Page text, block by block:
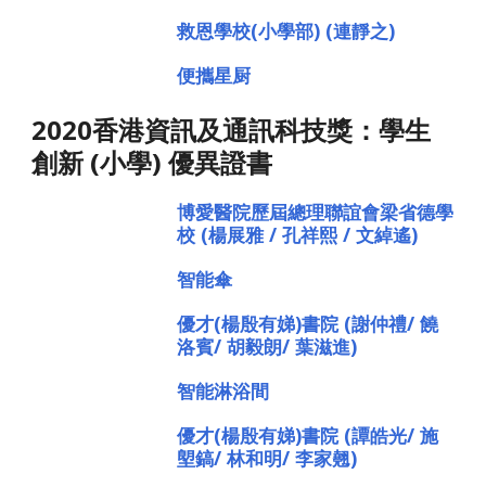
救恩學校(小學部) (連靜之)
便攜星厨
2020香港資訊及通訊科技獎：學生
創新 (小學) 優異證書
博愛醫院歷屆總理聯誼會梁省德學
校 (楊展雅 / 孔祥熙 / 文綽遙)
智能傘
優才(楊殷有娣)書院 (謝仲禮/ 饒
洛賓/ 胡毅朗/ 葉滋進)
智能淋浴間
優才(楊殷有娣)書院 (譚皓光/ 施
塱鎬/ 林和明/ 李家翹)